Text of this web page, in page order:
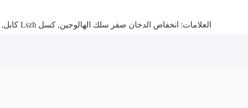
العلامات: انخفاض الدخان صفر سلك الهالوجين, كسل Lszh كابل ,